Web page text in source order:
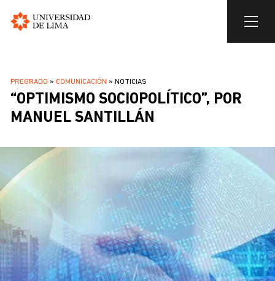
contenido
principal
SOBRESCRIBIR
ENLACES
DE
A
LA
NAVEGACIÓN
PREGRADO COMUNICACIÓN NOTICIAS
“OPTIMISMO SOCIOPOLÍTICO”, POR
MANUEL SANTILLÁN